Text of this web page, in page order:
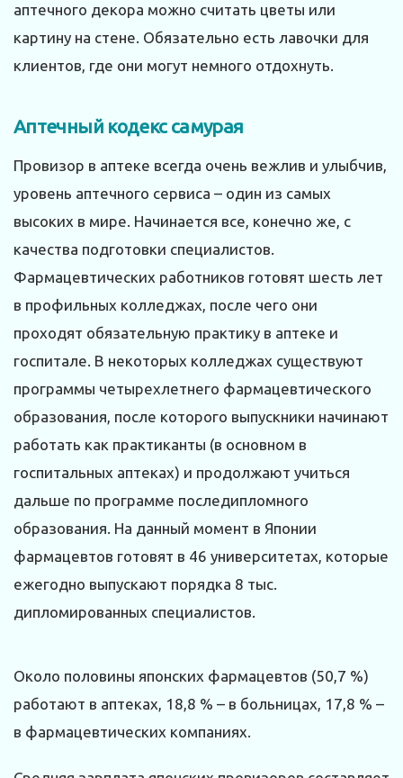
аптечного декора можно считать цветы или
картину на стене. Обязательно есть лавочки для
клиентов, где они могут немного отдохнуть.
Аптечный кодекс самурая
Провизор в аптеке всегда очень вежлив и улыбчив,
уровень аптечного сервиса – один из самых
высоких в мире. Начинается все, конечно же, с
качества подготовки специалистов.
Фармацевтических работников готовят шесть лет
в профильных колледжах, после чего они
проходят обязательную практику в аптеке и
госпитале. В некоторых колледжах существуют
программы четырехлетнего фармацевтического
образования, после которого выпускники начинают
работать как практиканты (в основном в
госпитальных аптеках) и продолжают учиться
дальше по программе последипломного
образования. На данный момент в Японии
фармацевтов готовят в 46 университетах, которые
ежегодно выпускают порядка 8 тыс.
дипломированных специалистов.
Около половины японских фармацевтов (50,7 %)
работают в аптеках, 18,8 % – в больницах, 17,8 % –
в фармацевтических компаниях.